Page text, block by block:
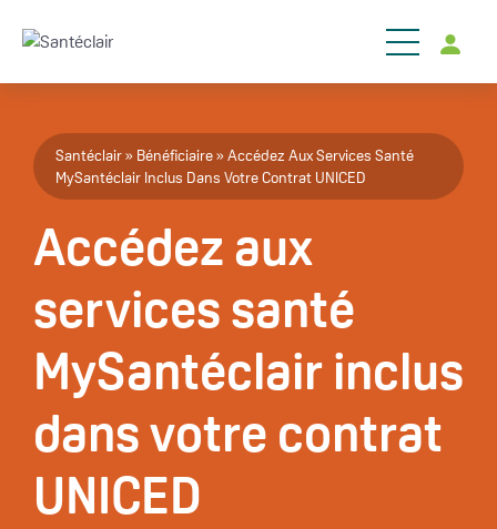
Fil d'Ariane
Santéclair Bénéficiaire
Accédez Aux Services Santé
MySantéclair Inclus Dans Votre Contrat UNICED
Accédez aux
services santé
MySantéclair inclus
dans votre contrat
UNICED